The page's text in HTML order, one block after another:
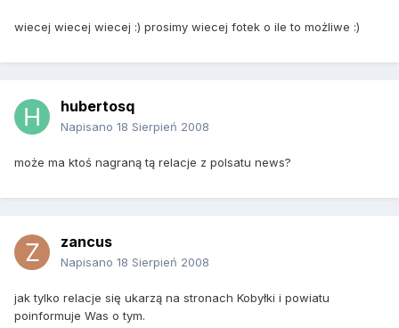
wiecej wiecej wiecej :) prosimy wiecej fotek o ile to możliwe :)
hubertosq
Napisano 18 Sierpień 2008
może ma ktoś nagraną tą relacje z polsatu news?
zancus
Napisano 18 Sierpień 2008
jak tylko relacje się ukarzą na stronach Kobyłki i powiatu
poinformuje Was o tym.